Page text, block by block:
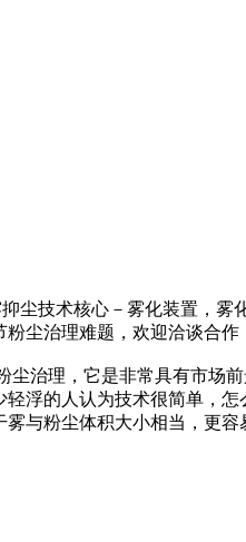
尘技术核心－雾化装置，
尘治理难题，欢迎洽谈合作
尘治理，它是非常具有市场
浮的人认为技术很简单，
与粉尘体积大小相当，更容